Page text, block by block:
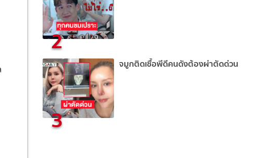
2
3
จมูกติดเชื้อพีดีคนดังต้องผ่าตัดด่วน